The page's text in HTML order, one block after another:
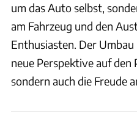
um das Auto selbst,
am Fahrzeug und den
Enthusiasten. Der
neue Perspektive auf den
sondern auch die Freude